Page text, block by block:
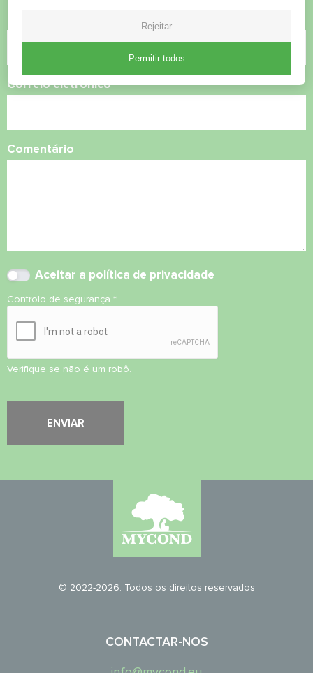
Correio eletrónico
Comentário
Aceitar a política de privacidade
Controlo de segurança *
Verifique se não é um robô.
© 2022-2026. Todos os direitos reservados
CONTACTAR-NOS
Rejeitar
Permitir todos